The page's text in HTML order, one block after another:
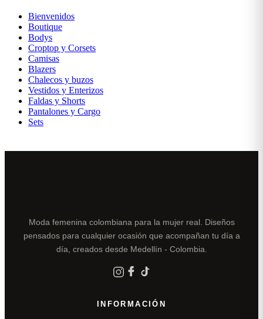
Bienvenidos
Boutique
Bodys
Croptop y Corsets
Camisas
Blazers
Chalecos y buzos
Vestidos y Enterizos
Faldas y Shorts
Pantalones y Cargo
Sets
Moda femenina colombiana para la mujer real. Diseños
pensados para cualquier ocasión que acompañan tu día a
día, creados desde Medellín - Colombia.
INFORMACIÓN